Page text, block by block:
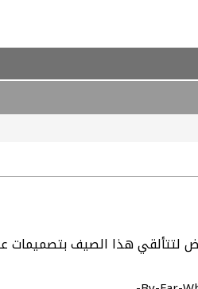
لتتألقي هذا الصيف بتصميمات